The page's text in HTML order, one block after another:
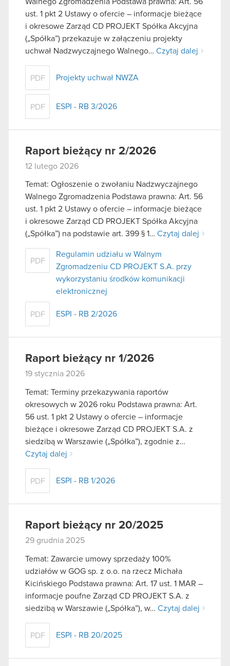
ust. 1 pkt 2 Ustawy o ofercie – informacje bieżące
i okresowe Zarząd CD PROJEKT Spółka Akcyjna
(„Spółka”) przekazuje w załączeniu projekty
uchwał Nadzwyczajnego Walnego… Czytaj dalej
PDF Projekty uchwał NWZA
PDF ESPI - RB 3/2026
Raport bieżący nr 2/2026
12 lutego 2026
Temat: Ogłoszenie o zwołaniu Nadzwyczajnego
Walnego Zgromadzenia Podstawa prawna: Art. 56
ust. 1 pkt 2 Ustawy o ofercie – informacje bieżące
i okresowe Zarząd CD PROJEKT Spółka Akcyjna
(„Spółka”) na podstawie art. 399 § 1… Czytaj dalej
PDF
Regulamin udziału w Walnym
Zgromadzeniu CD PROJEKT S.A. przy
wykorzystaniu środków komunikacji
elektronicznej
PDF ESPI - RB 2/2026
Raport bieżący nr 1/2026
19 stycznia 2026
Temat: Terminy przekazywania raportów
okresowych w 2026 roku Podstawa prawna: Art.
56 ust. 1 pkt 2 Ustawy o ofercie – informacje
bieżące i okresowe Zarząd CD PROJEKT S.A. z
siedzibą w Warszawie („Spółka”), zgodnie z…
Czytaj dalej
PDF ESPI - RB 1/2026
Raport bieżący nr 20/2025
29 grudnia 2025
Temat: Zawarcie umowy sprzedaży 100%
udziałów w GOG sp. z o.o. na rzecz Michała
Kicińskiego Podstawa prawna: Art. 17 ust. 1 MAR –
informacje poufne Zarząd CD PROJEKT S.A. z
siedzibą w Warszawie („Spółka”), w… Czytaj dalej
PDF ESPI - RB 20/2025